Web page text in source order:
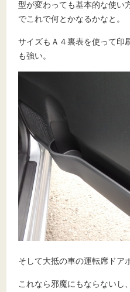
型が変わっても基本的な使い
でこれで何とかなるかなと。
サイズもＡ４裏表を使って印
も強い。
そして大抵の車の運転席ドア
これなら邪魔にもならないし